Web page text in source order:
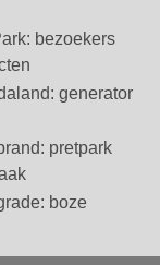
bezoekers
generator
pretpark
boze